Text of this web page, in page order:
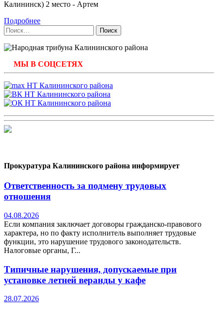
Калининск) 2 место - Артем
Подробнее
Найти:
МЫ В СОЦСЕТЯХ
Прокуратура Калининского района информирует
Ответственность за подмену трудовых
отношения
04.08.2026
Если компания заключает договоры гражданско-правового
характера, но по факту исполнитель выполняет трудовые
функции, это нарушение трудового законодательств.
Налоговые органы, Г...
Типичные нарушения, допускаемые при
установке летней веранды у кафе
28.07.2026